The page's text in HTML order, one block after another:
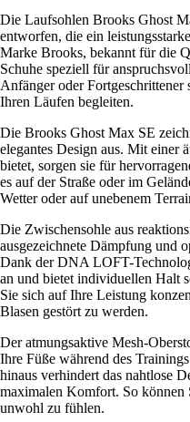
Die Laufsohlen Brooks Ghost
entworfen, die ein
Marke Brooks, bekannt für die
Schuhe speziell für
Anfänger oder Fortgeschrittener
Ihren Läufen begleiten.
Die Brooks Ghost Max SE
elegantes Design aus. Mit einer
bietet, sorgen sie für
es auf der Straße oder im
Wetter oder auf unebenem
Die Zwischensohle aus
ausgezeichnete Dämpfung und
Dank der DNA LOFT-
an und bietet individuellen Halt
Sie sich auf Ihre Leistung
Blasen gestört zu werden.
Der atmungsaktive Mesh-
Ihre Füße während des
hinaus verhindert das nahtlose
maximalen Komfort. So können
unwohl zu fühlen.